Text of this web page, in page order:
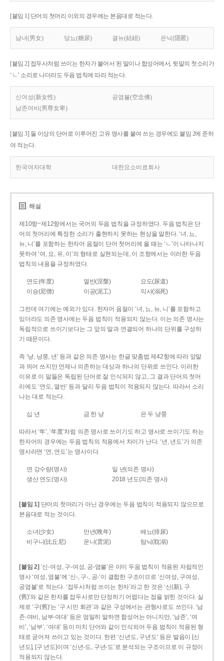
[붙임 1] 단어의 첫머리 이외의 경우에는 본음대로 적는다.
남녀(男女) 당뇨(糖尿) 결뉴(結紐) 은닉(隱匿)
[붙임 2] 접두사처럼 쓰이는 한자가 붙어서 된 말이나 합성어에서, 뒷말의 첫소리가
‘ㄴ’ 소리로 나더라도 두음 법칙에 따라 적는다.
신여성(新女性)
공염불(空念佛)
남존여비(男尊女卑)
[붙임 3] 둘 이상의 단어로 이루어진 고유 명사를 붙여 쓰는 경우에도 붙임 2에 준하
여 적는다.
한국여자대학 대한요소비료회사
해설
제10항~제12항에서는 국어의 두음 법칙을 규정하였다. 두음 법칙은 단
어의 첫머리에 특정한 소리가 출현하지 못하는 현상을 말한다. ‘녀, 뇨,
뉴, 니’를 포함하는 한자어 음절이 단어 첫머리에 올 때는 ‘ㄴ’이 나타나지
못하여 ‘여, 요, 유, 이’의 형태로 실현되는데, 이 조항에서는 이러한 두음
법칙의 내용을 규정하였다.
연도(年度) 열반(涅槃)
요도(尿道)
이승(尼僧)
이공(泥工) 익사(溺死)
그런데 여기에는 예외가 있다. 한자어 음절이 ‘녀, 뇨, 뉴, 니’를 포함하고
있더라도 의존 명사에는 두음 법칙이 적용되지 않는다. 이는 의존 명사는
독립적으로 쓰이기보다는 그 앞의 말과 연결되어 하나의 단위를 구성하
기 때문이다.
즉 ‘냥, 냥쭝, 년’ 등과 같은 의존 명사는 한글 맞춤법 제42항에 따라 앞말
과 띄어 쓰지만 언제나 의존하는 대상과 하나의 단위로 쓰인다. 이러한
이유로 이 말들은 독립된 단어로 잘 인식되지 않고, 그 결과 단어의 첫머
리에도 ‘연도, 열반’ 등과 달리 두음 법칙이 적용되지 않는다. 따라서 소리
나는 대로 적는다.
십 년 금 한 냥 은 두 냥쭝
따라서 ‘年’, ‘年度’처럼 의존 명사로 쓰이기도 하고 명사로 쓰이기도 하는
한자어의 경우에는 두음 법칙의 적용에서 차이가 난다. ‘년, 년도’가 의존
명사라면 ‘연, 연도’는 명사이다.
연 강수량(명사)
일 년(의존 명사)
생산 연도(명사)
2018 년도(의존 명사)
[붙임 1] 단어의 첫머리가 아닌 경우에는 두음 법칙이 적용되지 않으므로
본음대로 적는 것이다.
소녀(少女) 만년(晩年)
배뇨(排尿)
비구니(比丘尼)
운니(雲泥) 탐닉(耽溺)
[붙임 2] ‘신-여성, 구-여성, 공-염불’은 이미 두음 법칙이 적용된 자립적인
명사 ‘여성, 염불’에 ‘신-, 구-, 공-’이 결합한 구조이므로 ‘신여성, 구여성,
공염불’로 적는다. ‘접두사처럼 쓰이는 한자’라고 한 것은 ‘신(新), 구
(舊)’와 같은 한자를 접두사로만 단정하기 어렵다는 점을 밝힌 것이다. 실
제로 ‘구(舊)’는 ‘구 시민 회관’과 같은 구성에서는 관형사로도 쓰인다. ‘남
존­-여비, 남부-­여대’ 등은 엄밀히 말하면 합성어는 아니지만, ‘남존’, ‘여
비’, ‘남부’, ‘여대’ 등이 마치 단어와 같이 인식되어 두음 법칙이 적용된 형
태로 굳어져 쓰이고 있는 것이다. 한편 ‘신년도, 구년도’ 등은 발음이 [신
년도], [구ː년도]이며 ‘신년­-도, 구년-­도’로 분석되는 구조이므로 이 규정이
적용되지 않는다.